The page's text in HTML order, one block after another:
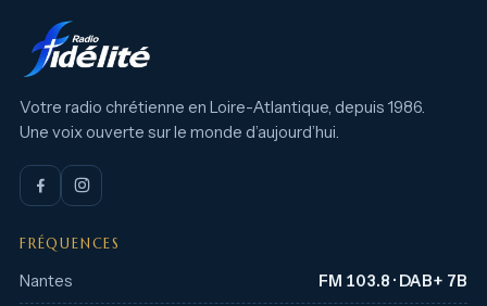
Votre radio chrétienne en Loire-Atlantique, depuis 1986.
Une voix ouverte sur le monde d’aujourd’hui.
FRÉQUENCES
Nantes FM 103.8 · DAB+ 7B